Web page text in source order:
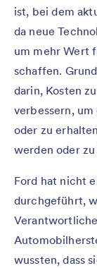
ist, bei dem
da neue
um mehr Wert
schaffen.
darin, Kosten
verbessern,
oder zu
werden oder
Ford hat nicht
durchgeführt,
wussten, dass